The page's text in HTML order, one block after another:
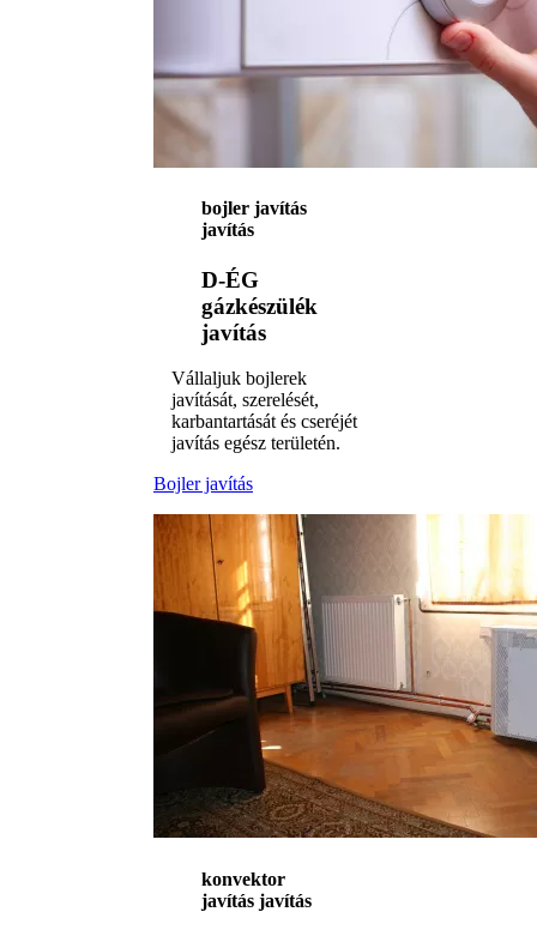
bojler javítás
javítás
D-ÉG
gázkészülék
javítás
Vállaljuk bojlerek
javítását, szerelését,
karbantartását és cseréjét
javítás egész területén.
Bojler javítás
konvektor
javítás javítás